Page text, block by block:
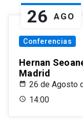
26 AGO
Conferencias
Hernan
Madrid
26 de Agosto
14:00